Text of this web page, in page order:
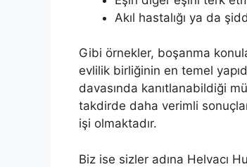
Akıl hastalığı ya da
Gibi örnekler, boşanma
evlilik birliğinin en temel
davasında kanıtlanabildiği
takdirde daha verimli
işi olmaktadır.
Biz ise sizler adına Helvacı